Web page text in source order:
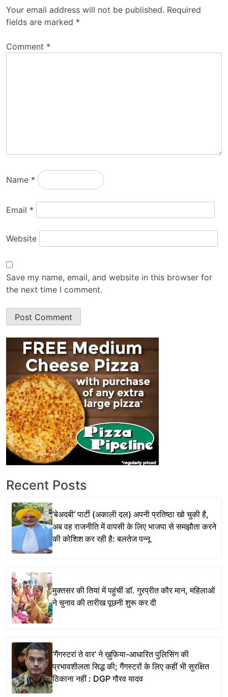
Your email address will not be published. Required
fields are marked *
Comment *
Name *
Email *
Website
Save my name, email, and website in this browser for
the next time I comment.
Recent Posts
‘बेअदबी’ पार्टी (अकाली दल) अपनी प्रतिष्ठा खो चुकी है,
अब वह राजनीति में वापसी के लिए भाजपा से समझौता करने
की कोशिश कर रही है: बलतेज पन्नू
मुक्तसर की तियां में पहुंचीं डॉ. गुरप्रीत कौर मान, महिलाओं
ने चुनाव की तारीख पूछनी शुरू कर दी
‘गैंगस्टरां ते वार’ ने ख़ुफ़िया-आधारित पुलिसिंग की
प्रभावशीलता सिद्ध की; गैंगस्टरों के लिए कहीं भी सुरक्षित
ठिकाना नहीं : DGP गौरव यादव